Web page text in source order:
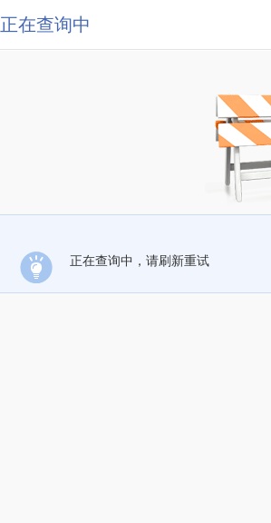
正在查询中
正在查询中，请刷新重试